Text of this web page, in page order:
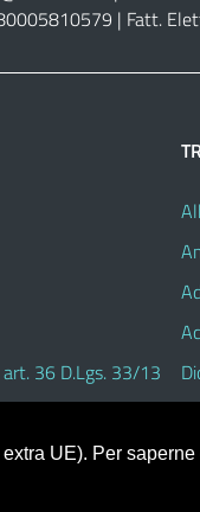
| Fatt.
36 D.Lgs. 33/13
UE). Per